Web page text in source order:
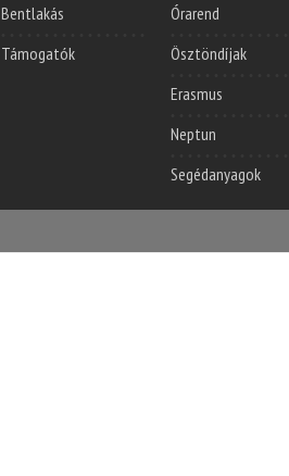
Bentlakás
Támogatók
Órarend
Ösztöndíjak
Erasmus
Neptun
Segédanyagok